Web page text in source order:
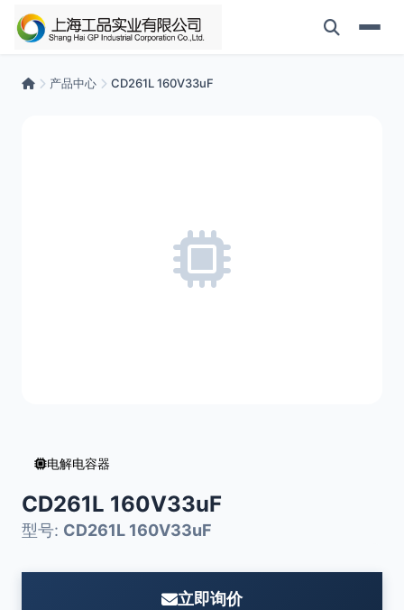
产品中心 CD261L 160V33uF
电解电容器
CD261L 160V33uF
型号: CD261L 160V33uF
立即询价